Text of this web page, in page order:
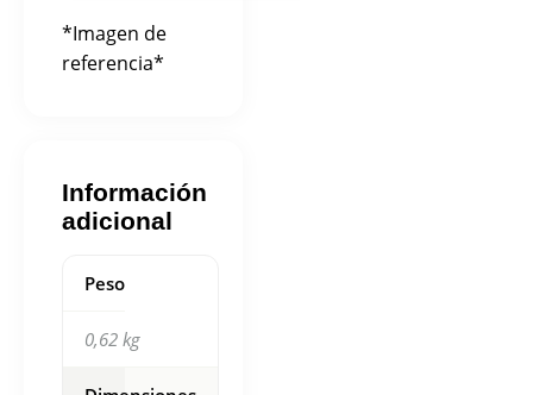
*Imagen de
referencia*
Información
adicional
Peso
0,62 kg